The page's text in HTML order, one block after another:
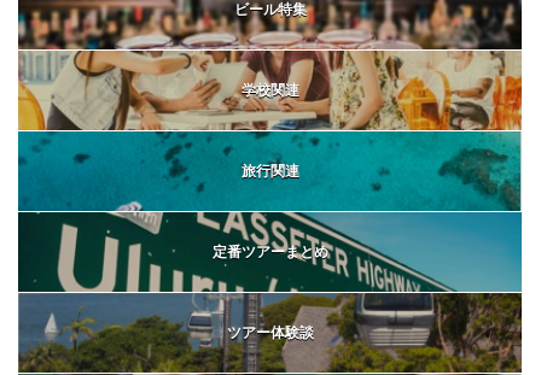
ビール特集
学校関連
旅行関連
定番ツアーまとめ
ツアー体験談